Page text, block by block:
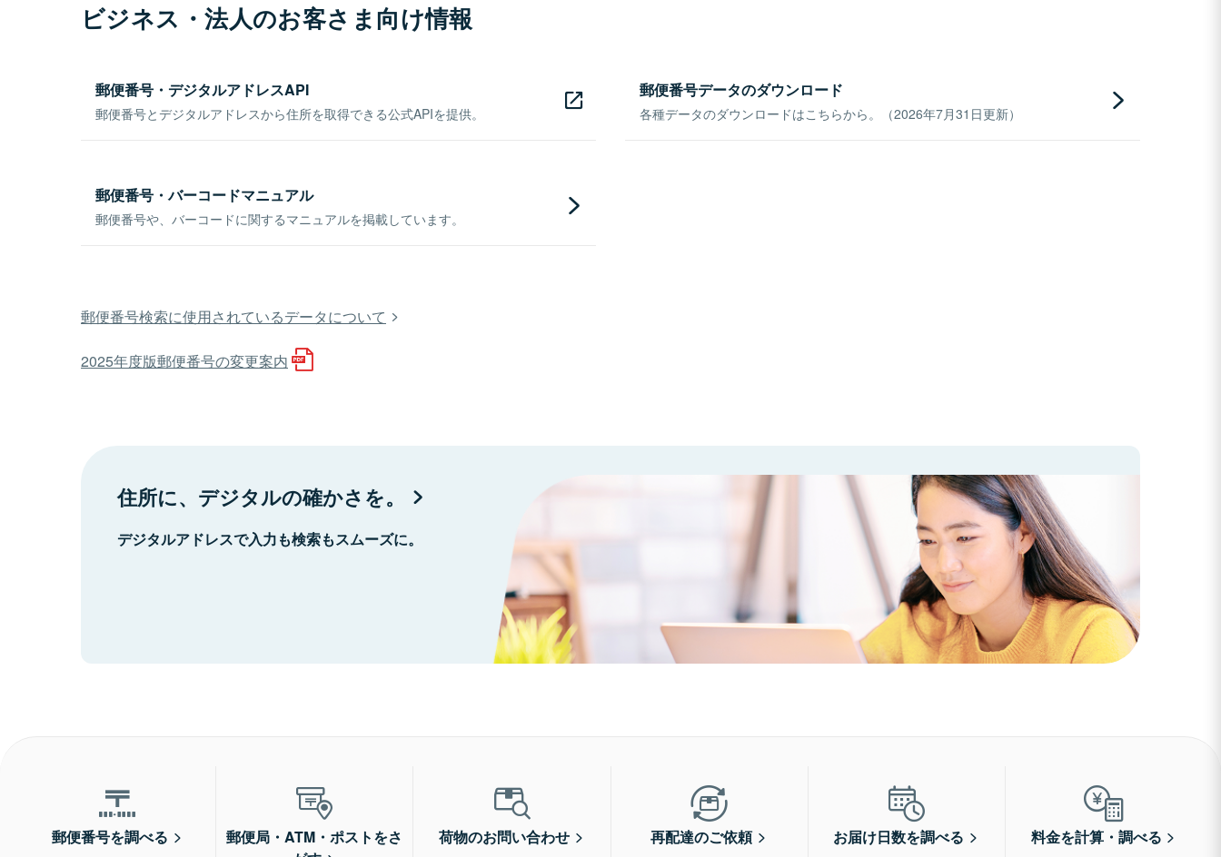
ビジネス・法人のお客さま向け情報
郵便番号・デジタルアドレスAPI
郵便番号とデジタルアドレスから住所を取得できる公式APIを提供。
郵便番号データのダウンロード
各種データのダウンロードはこちらから。（2026年7月31日更新）
郵便番号・バーコードマニュアル
郵便番号や、バーコードに関するマニュアルを掲載しています。
郵便番号検索に使用されているデータについて
2025年度版郵便番号の変更案内
住所に、デジタルの確かさを。
デジタルアドレスで入力も検索もスムーズに。
郵便番号を調べる
郵便局・ATM・ポストをさ
荷物のお問い合わせ 再配達のご依頼 お届け日数を調べる 料金を計算・調べる